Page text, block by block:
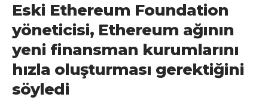
Eski Ethereum Foundation
yöneticisi, Ethereum ağının
yeni finansman kurumlarını
hızla oluşturması gerektiğini
söyledi